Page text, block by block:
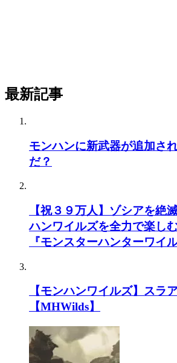
最新記事
モンハンに新武器が追加さ
だ？
【祝３９万人】ゾシアを絶
ハンワイルズを全力で楽し
『モンスターハンターワイル
【モンハンワイルズ】スラ
【MHWilds】